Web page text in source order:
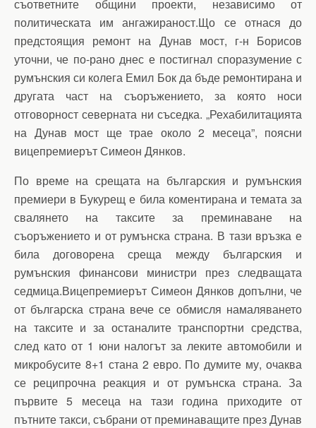
съответните общини проекти, независимо от
политическата им ангажираност.Що се отнася до
предстоящия ремонт на Дунав мост, г-н Борисов
уточни, че по-рано днес е постигнал споразумение с
румънския си колега Емил Бок да бъде ремонтирана и
другата част на съоръжението, за която носи
отговорност северната ни съседка. „Рехабилитацията
на Дунав мост ще трае около 2 месеца”, поясни
вицепремиерът Симеон Дянков.
По време на срещата на българския и румънския
премиери в Букурещ е била коментирана и темата за
свалянето на таксите за преминаване на
съоръжението и от румънска страна. В тази връзка е
била договорена среща между българския и
румънския финансови министри през следващата
седмица.Вицепремиерът Симеон Дянков допълни, че
от българска страна вече се обмисля намаляването
на таксите и за останалите транспортни средства,
след като от 1 юни налогът за леките автомобили и
микробусите 8+1 стана 2 евро. По думите му, очаква
се реципрочна реакция и от румънска страна. За
първите 5 месеца на тази година приходите от
пътните такси, събрани от преминаващите през Дунав